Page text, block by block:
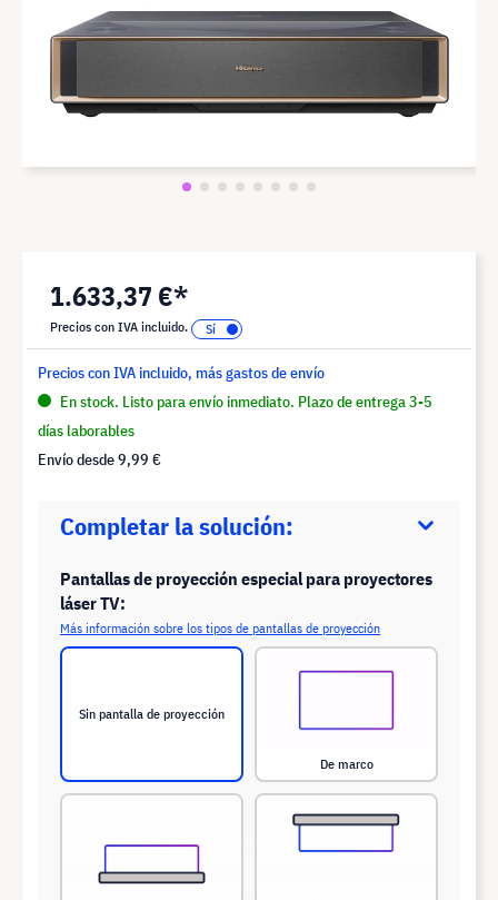
1.633,37 €*
Precios con IVA incluido.
Precios con IVA incluido, más gastos de envío
En stock. Listo para envío inmediato. Plazo de entrega 3-5
días laborables
Envío desde9,99 €
Completar la solución:
Pantallas de proyección especial para proyectores
láser TV:
Más información sobre los tipos de pantallas de proyección
Sin pantalla de proyección
De marco